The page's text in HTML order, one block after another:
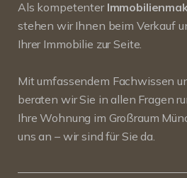
Als kompetenter
stehen wir Ihnen beim Verkauf
Ihrer Immobilie zur Seite.
Mit umfassendem Fachwissen
beraten wir Sie in allen Fragen
Ihre Wohnung im Großraum
uns an – wir sind für Sie da.